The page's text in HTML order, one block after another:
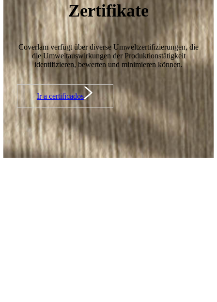
Zertifikate
Coverlam verfügt über diverse Umweltzertifizierungen, die
die Umweltauswirkungen der Produktionstätigkeit
identifizieren, bewerten und minimieren können.
Ir a certificados